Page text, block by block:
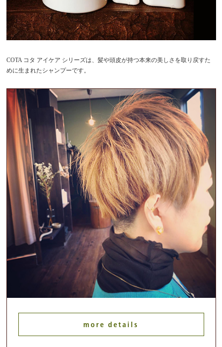
COTA コタ アイケア シリーズは、髪や頭皮が持つ本来の美しさを取り戻すた
めに生まれたシャンプーです。
more details